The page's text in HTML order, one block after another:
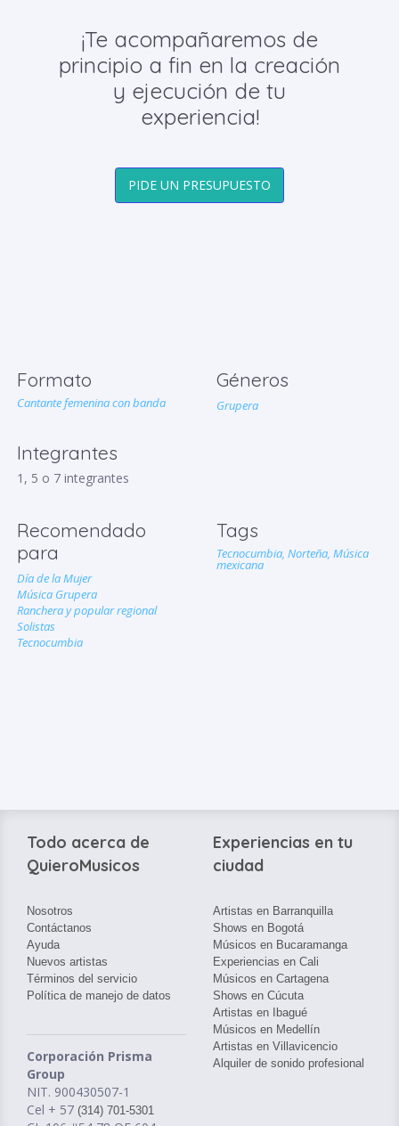
¡Te acompañaremos de
principio a fin en la creación
y ejecución de tu
experiencia!
PIDE UN PRESUPUESTO
Formato
Cantante femenina con banda
Integrantes
1, 5 o 7 integrantes
Géneros
Grupera
Recomendado
para
Día de la Mujer
Música Grupera
Ranchera y popular regional
Solistas
Tecnocumbia
Tags
Tecnocumbia, Norteña, Música
mexicana
Todo acerca de
QuieroMusicos
Nosotros
Contáctanos
Ayuda
Nuevos artistas
Términos del servicio
Política de manejo de datos
Corporación Prisma
Group
NIT. 900430507-1
Cel + 57 (314) 701-5301
Experiencias en tu
ciudad
Artistas en Barranquilla
Shows en Bogotá
Músicos en Bucaramanga
Experiencias en Cali
Músicos en Cartagena
Shows en Cúcuta
Artistas en Ibagué
Músicos en Medellín
Artistas en Villavicencio
Alquiler de sonido profesional